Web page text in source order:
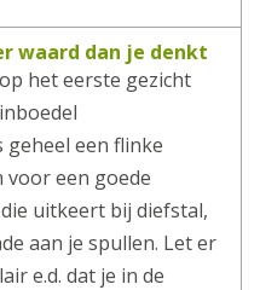
waard dan je denkt
het eerste gezicht
een flinke
voor een goede
uitkeert bij diefstal,
aan je spullen. Let er
e.d. dat je in de